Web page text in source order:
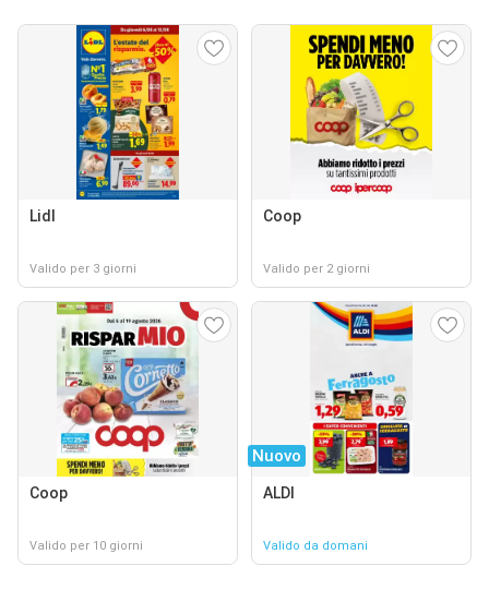
Lidl
Valido per 3 giorni
Coop
Valido per 2 giorni
Coop
Valido per 10 giorni
Nuovo
ALDI
Valido da domani